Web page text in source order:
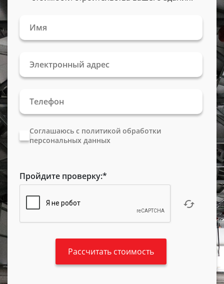
Соглашаюсь с политикой обработки
персональных данных
Пройдите проверку:*